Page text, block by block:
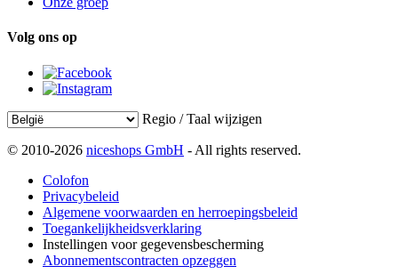
Volg ons op
Regio / Taal wijzigen
© 2010-2026 niceshops GmbH - All rights reserved.
Colofon
Privacybeleid
Algemene voorwaarden en herroepingsbeleid
Toegankelijkheidsverklaring
Instellingen voor gegevensbescherming
Abonnementscontracten opzeggen